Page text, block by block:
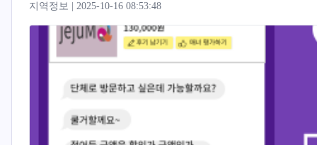
지역정보 | 2025-10-16 08:53:48